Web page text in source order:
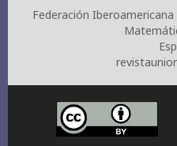
Federación